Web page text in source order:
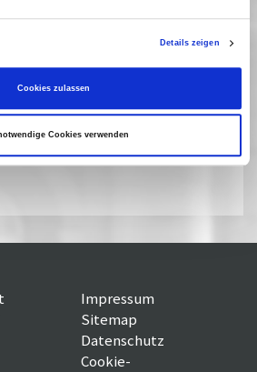
Details zeigen
Cookies zulassen
Cookies verwenden
Impressum
Sitemap
Datenschutz
Cookie-